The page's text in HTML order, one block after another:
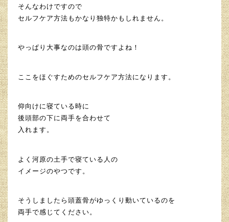
そんなわけですので
セルフケア方法もかなり独特かもしれません。
やっぱり大事なのは頭の骨ですよね！
ここをほぐすためのセルフケア方法になります。
仰向けに寝ている時に
後頭部の下に両手を合わせて
入れます。
よく河原の土手で寝ている人の
イメージのやつです。
そうしましたら頭蓋骨がゆっくり動いているのを
両手で感じてください。